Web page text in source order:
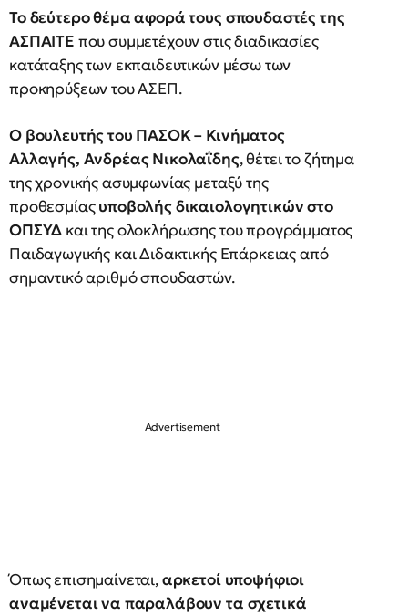
Το δεύτερο θέμα αφορά τους σπουδαστές της
ΑΣΠΑΙΤΕ που συμμετέχουν στις διαδικασίες
κατάταξης των εκπαιδευτικών μέσω των
προκηρύξεων του ΑΣΕΠ.
Ο βουλευτής του ΠΑΣΟΚ – Κινήματος
Αλλαγής, Ανδρέας Νικολαΐδης, θέτει το ζήτημα
της χρονικής ασυμφωνίας μεταξύ της
προθεσμίαςυποβολής δικαιολογητικών στο
ΟΠΣΥΔ και της ολοκλήρωσης του προγράμματος
Παιδαγωγικής και Διδακτικής Επάρκειας από
σημαντικό αριθμό σπουδαστών.
Όπως επισημαίνεται,αρκετοί υποψήφιοι
αναμένεται να παραλάβουν τα σχετικά